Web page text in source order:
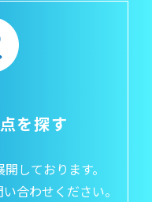
を探す
しております。
合わせください。